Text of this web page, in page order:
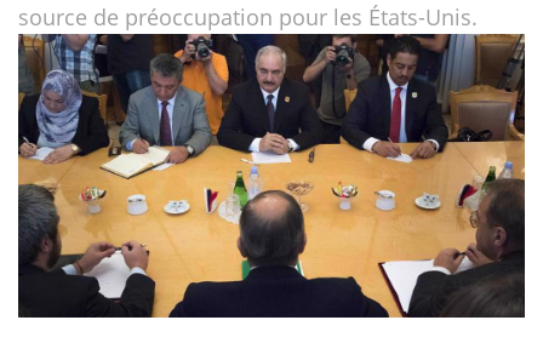
source de préoccupation pour les États-Unis.